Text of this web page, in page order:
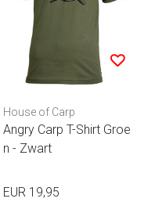
House of Carp
Angry Carp T-Shirt Groe
n - Zwart
EUR 19,95